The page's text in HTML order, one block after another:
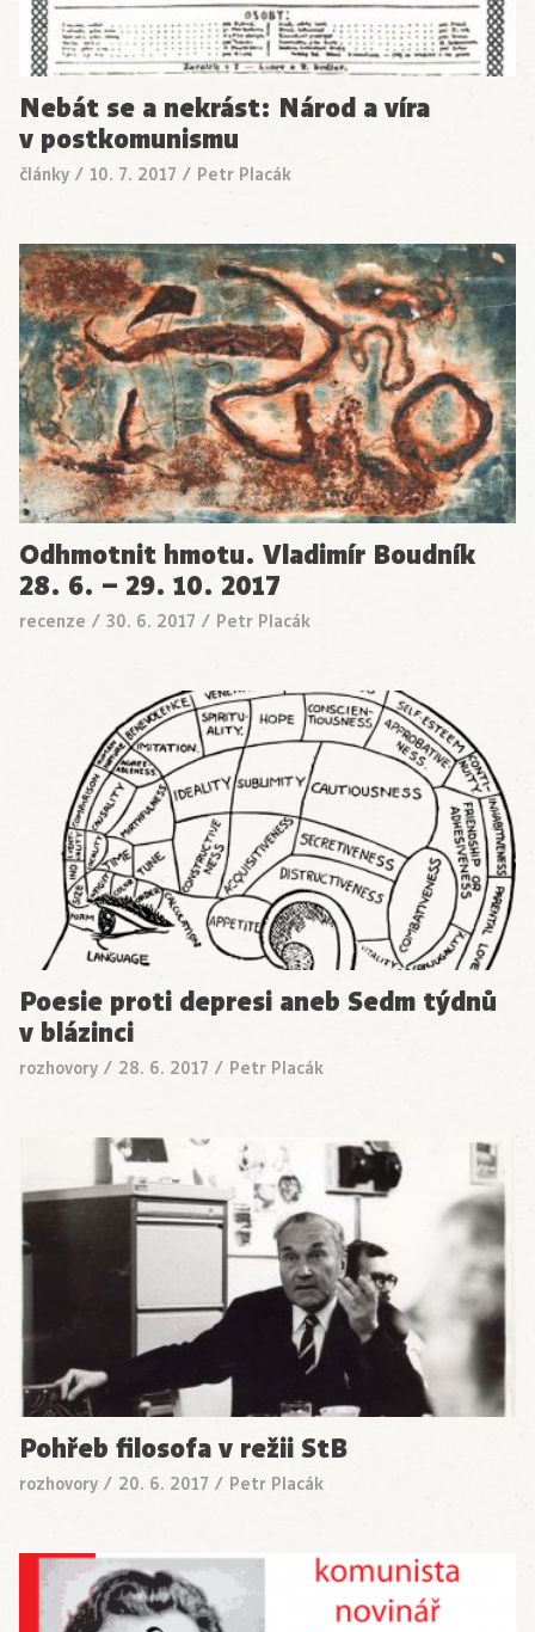
Nebát se a nekrást: Národ a víra
v postkomunismu
články / 10. 7. 2017 / Petr Placák
Odhmotnit hmotu. Vladimír Boudník
28. 6. – 29. 10. 2017
recenze / 30. 6. 2017 / Petr Placák
Poesie proti depresi aneb Sedm týdnů
v blázinci
rozhovory / 28. 6. 2017 / Petr Placák
Pohřeb filosofa v režii StB
rozhovory / 20. 6. 2017 / Petr Placák